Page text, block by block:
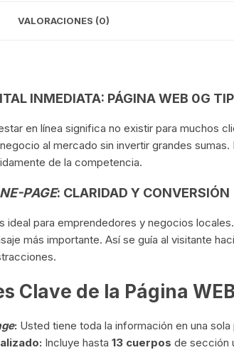
VALORACIONES (0)
INMEDIATA: PÁGINA WEB 0G
en línea significa no existir para muchos
al mercado sin invertir grandes
de la competencia.
PAGE: CLARIDAD Y CONVERSIÓN
ideal para emprendedores y negocios
más importante. Así se guía al visitante
Clave de la Página
: Usted tiene toda la información en una
Incluye hasta 13 cuerpos de sección